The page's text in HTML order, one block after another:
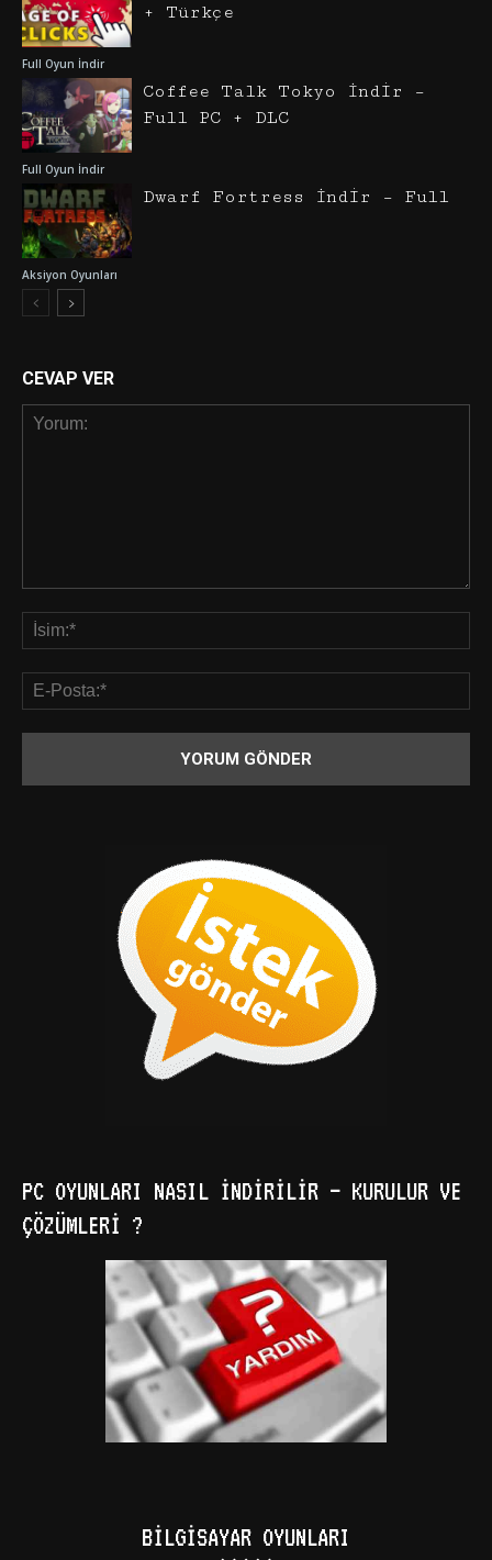
Full Oyun İndir
+ Türkçe
Full Oyun İndir
Coffee Talk Tokyo İndir –
Full PC + DLC
Aksiyon Oyunları
Dwarf Fortress İndir – Full
CEVAP VER
PC OYUNLARI NASIL İNDIRILIR – KURULUR VE
ÇÖZÜMLERI ?
BILGISAYAR OYUNLARI